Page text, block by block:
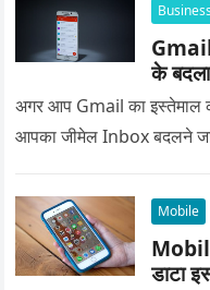
के
अगर आप Gmail का इस्तेमाल
आपका जीमेल Inbox बदलने
Mobile
डाटा